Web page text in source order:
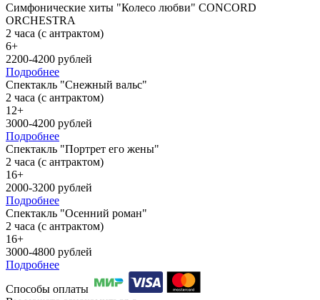
Симфонические хиты "Колесо любви" CONCORD
ORCHESTRA
2 часа (с антрактом)
6+
2200-4200 рублей
Подробнее
Спектакль "Снежный вальс"
2 часа (с антрактом)
12+
3000-4200 рублей
Подробнее
Спектакль "Портрет его жены"
2 часа (с антрактом)
16+
2000-3200 рублей
Подробнее
Спектакль "Осенний роман"
2 часа (с антрактом)
16+
3000-4800 рублей
Подробнее
Способы оплаты